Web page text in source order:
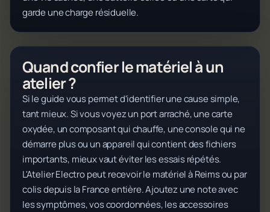
garde une charge résiduelle.
Quand confier le matériel à un
atelier ?
Si le guide vous permet d'identifier une cause simple,
tant mieux. Si vous voyez un port arraché, une carte
oxydée, un composant qui chauffe, une console qui ne
démarre plus ou un appareil qui contient des fichiers
importants, mieux vaut éviter les essais répétés.
L'Atelier Electro peut recevoir le matériel à Reims ou par
colis depuis la France entière. Ajoutez une note avec
les symptômes, vos coordonnées, les accessoires